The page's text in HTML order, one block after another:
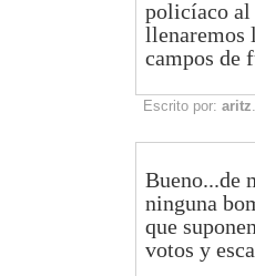
policíaco al
llenaremos
campos de
Escrito por: aritz
Bueno...de
ninguna
que
votos y